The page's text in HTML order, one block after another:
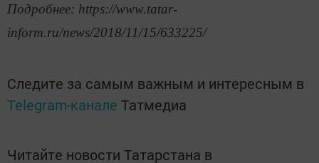
Подробнее: https://www.tatar-
inform.ru/news/2018/11/15/633225/
Следите за самым важным и интересным в
Telegram-канале Татмедиа
Читайте новости Татарстана в